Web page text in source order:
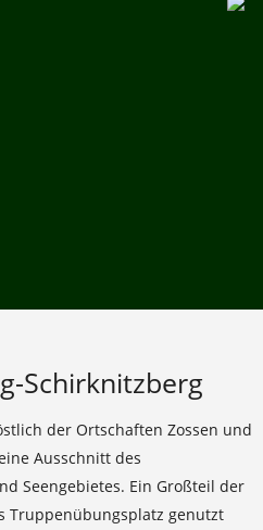
Schirknitzberg
der Ortschaften Zossen und
Ausschnitt des
Seengebietes. Ein Großteil der
Truppenübungsplatz genutzt